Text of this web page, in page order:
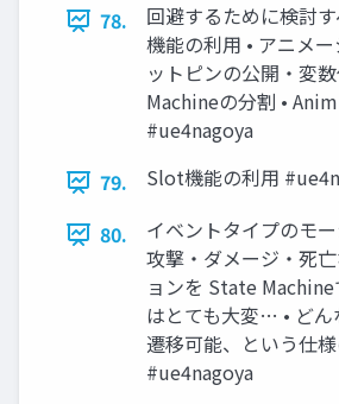
78.
回避するために検討
機能の利用 • アニメ
ットピンの公開・変
Machineの分割 •
#ue4nagoya
79.
Slot機能の利用
80.
イベントタイプのモ
攻撃・ダメージ・死
ョンを State
はとても大変… • どん
遷移可能、という仕
#ue4nagoya